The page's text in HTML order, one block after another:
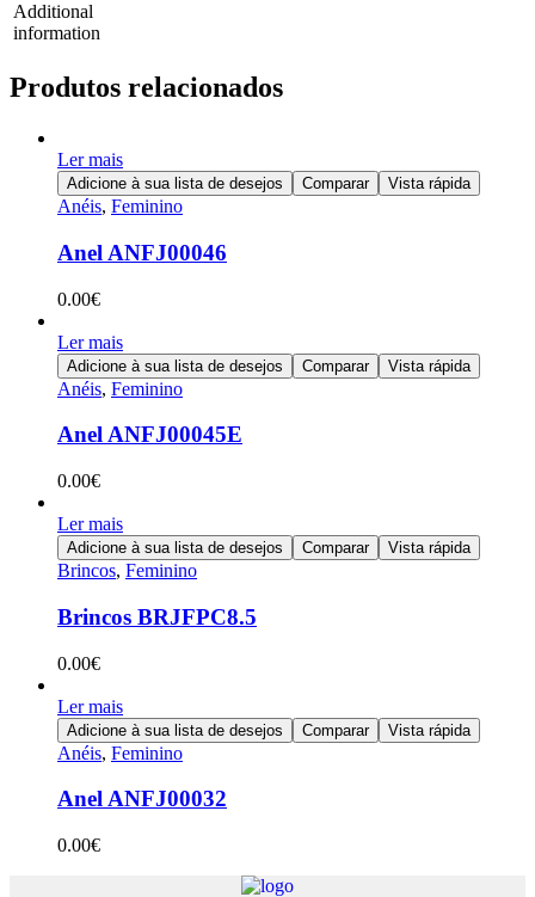
Additional
information
Produtos relacionados
Ler mais
Adicione à sua lista de desejos Comparar Vista rápida
Anéis, Feminino
Anel ANFJ00046
0.00€
Ler mais
Adicione à sua lista de desejos Comparar Vista rápida
Anéis, Feminino
Anel ANFJ00045E
0.00€
Ler mais
Adicione à sua lista de desejos Comparar Vista rápida
Brincos, Feminino
Brincos BRJFPC8.5
0.00€
Ler mais
Adicione à sua lista de desejos Comparar Vista rápida
Anéis, Feminino
Anel ANFJ00032
0.00€